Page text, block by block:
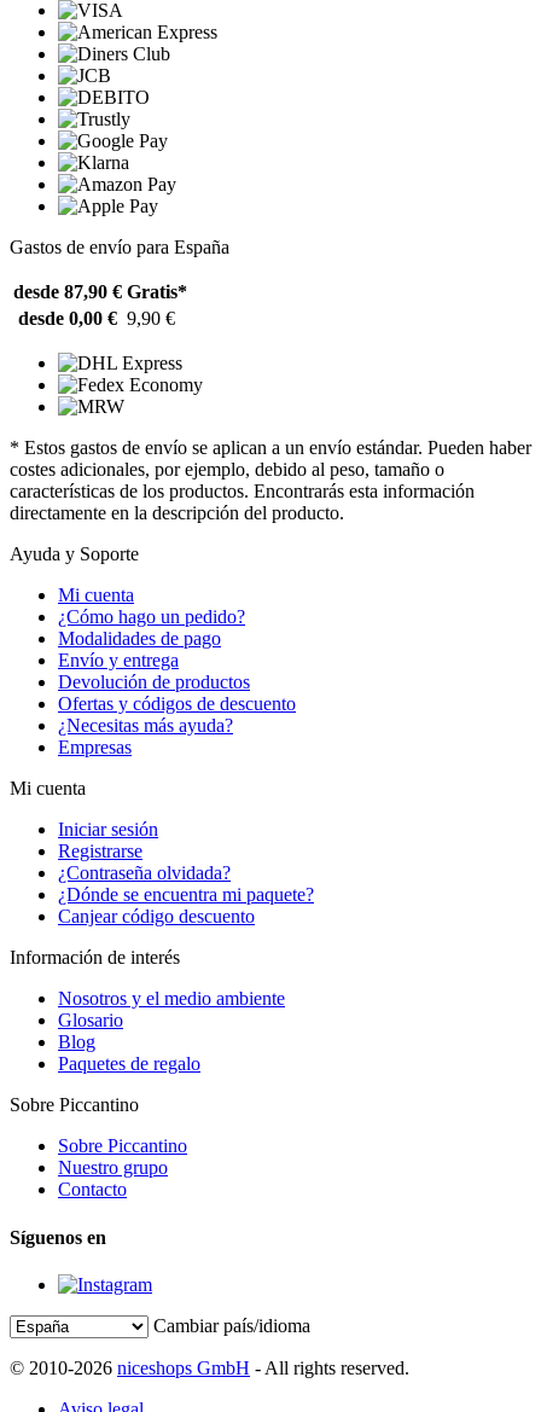
Gastos de envío para España
desde 87,90 € Gratis*
desde 0,00 € 9,90 €
* Estos gastos de envío se aplican a un envío estándar. Pueden haber
costes adicionales, por ejemplo, debido al peso, tamaño o
características de los productos. Encontrarás esta información
directamente en la descripción del producto.
Ayuda y Soporte
Mi cuenta
¿Cómo hago un pedido?
Modalidades de pago
Envío y entrega
Devolución de productos
Ofertas y códigos de descuento
¿Necesitas más ayuda?
Empresas
Mi cuenta
Iniciar sesión
Registrarse
¿Contraseña olvidada?
¿Dónde se encuentra mi paquete?
Canjear código descuento
Información de interés
Nosotros y el medio ambiente
Glosario
Blog
Paquetes de regalo
Sobre Piccantino
Sobre Piccantino
Nuestro grupo
Contacto
Síguenos en
Cambiar país/idioma
© 2010-2026 niceshops GmbH - All rights reserved.